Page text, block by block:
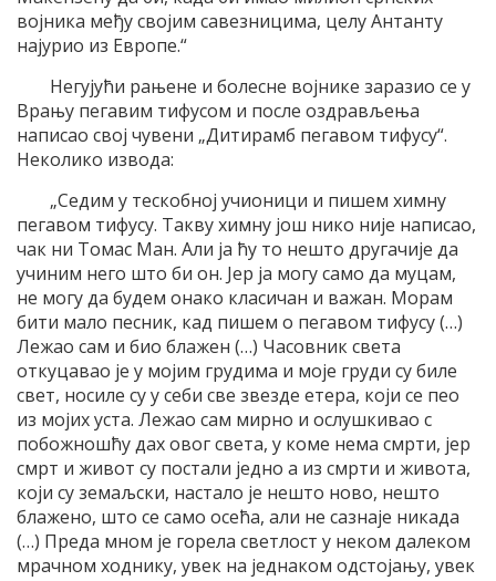
војника међу својим савезницима, целу Антанту
најурио из Европе.“
Негујући рањене и болесне војнике заразио се у
Врању пегавим тифусом и после оздрављења
написао свој чувени „Дитирамб пегавом тифусу“.
Неколико извода:
„Седим у тескобној учионици и пишем химну
пегавом тифусу. Такву химну још нико није написао,
чак ни Томас Ман. Али ја ћу то нешто другачије да
учиним него што би он. Јер ја могу само да муцам,
не могу да будем онако класичан и важан. Морам
бити мало песник, кад пишем о пегавом тифусу (…)
Лежао сам и био блажен (…) Часовник света
откуцавао је у мојим грудима и моје груди су биле
свет, носиле су у себи све звезде етера, који се пео
из мојих уста. Лежао сам мирно и ослушкивао с
побожношћу дах овог света, у коме нема смрти, јер
смрт и живот су постали једно а из смрти и живота,
који су земаљски, настало је нешто ново, нешто
блажено, што се само осећа, али не сазнаје никада
(…) Преда мном је горела светлост у неком далеком
мрачном ходнику, увек на једнаком одстојању, увек